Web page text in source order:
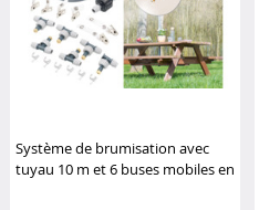
Système de brumisation avec
tuyau 10 m et 6 buses mobiles en